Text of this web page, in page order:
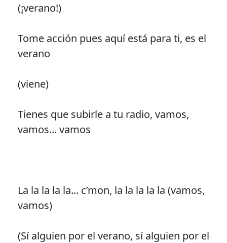
(¡verano!)
Tome acción pues aquí está para ti, es el
verano
(viene)
Tienes que subirle a tu radio, vamos,
vamos... vamos
La la la la la... c’mon, la la la la la (vamos,
vamos)
(Sí alguien por el verano, sí alguien por el